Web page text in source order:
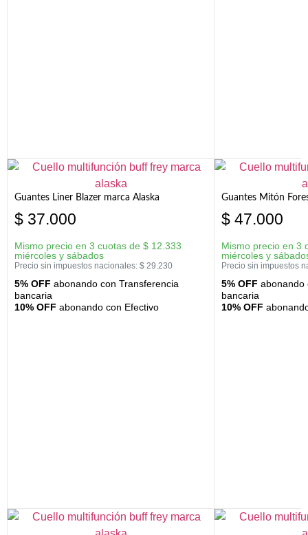
Guantes Liner Blazer marca Alaska
$ 37.000
Mismo precio en 3 cuotas de $ 12.333
miércoles y sábados
Precio sin impuestos nacionales: $ 29.230
5% OFF abonando con Transferencia
bancaria
10% OFF abonando con Efectivo
Guantes Mitón
$ 47.000
Mismo precio en 3
miércoles y
Precio sin impuestos
5% OFF abonando
bancaria
10% OFF